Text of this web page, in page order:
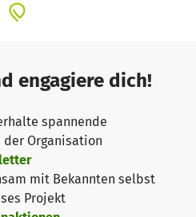
des Dachstuhls,
der Distriktregierung von
Manica zusammen.
engagiere dich!
spannende
der Organisation
mit Bekannten selbst
Projekt